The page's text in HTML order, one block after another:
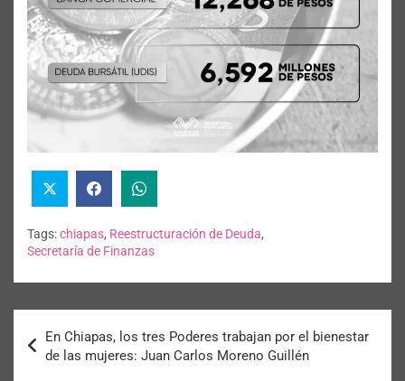
Tags:chiapas, Reestructuración de Deuda,
Secretaría de Finanzas
En Chiapas, los tres Poderes trabajan por el bienestar
de las mujeres: Juan Carlos Moreno Guillén